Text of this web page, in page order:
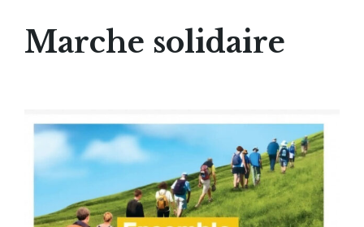
Marche solidaire